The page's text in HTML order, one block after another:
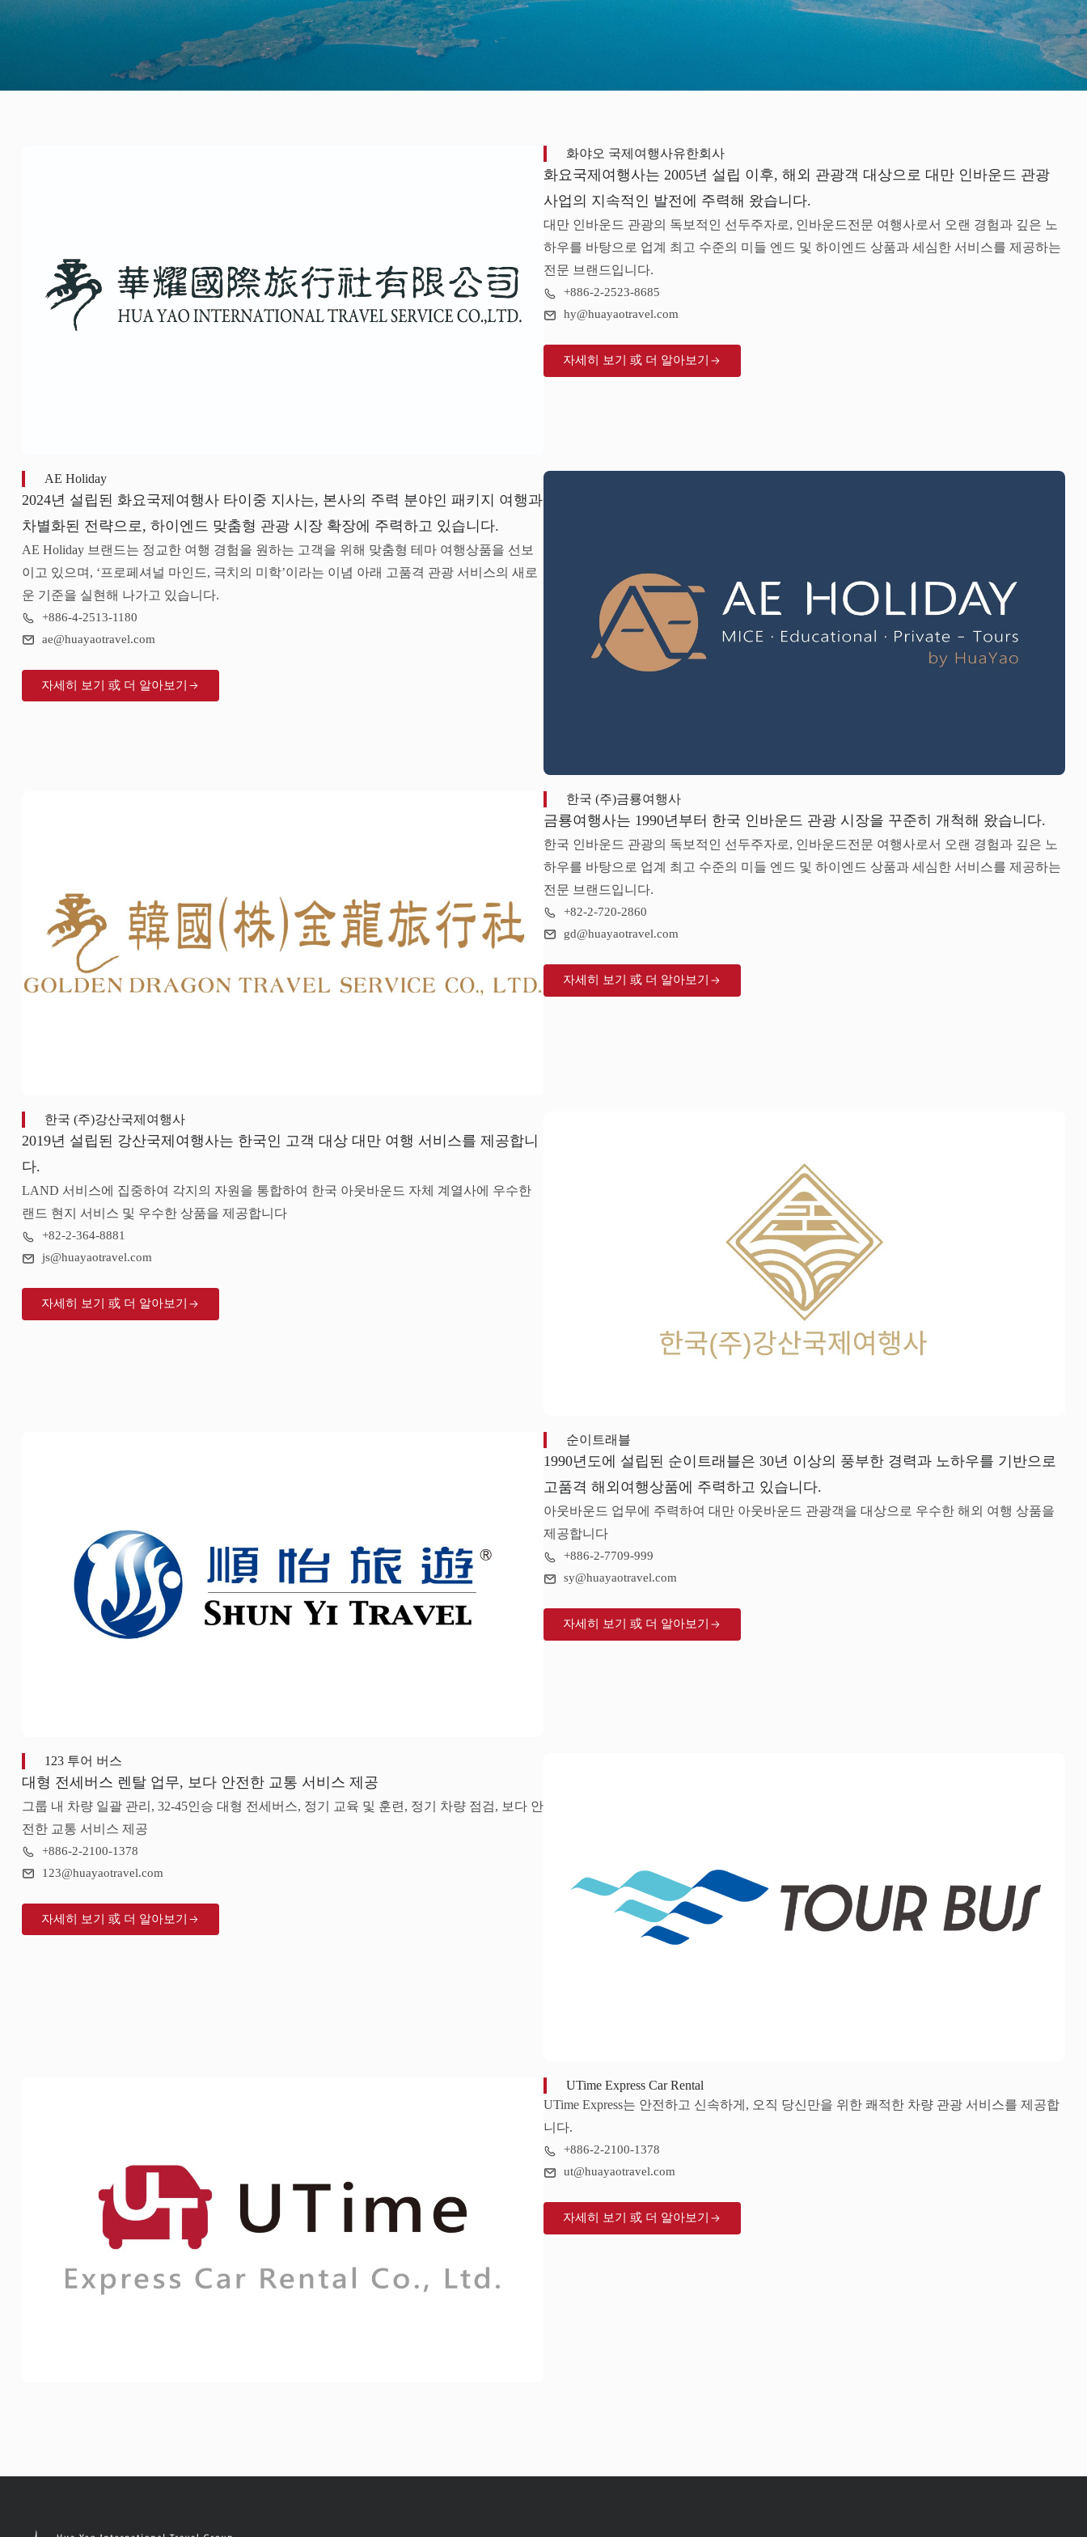
화야오 국제여행사유한회사
화요국제여행사는 2005년 설립 이후, 해외 관광객 대상으로 대만 인바운드 관광
사업의 지속적인 발전에 주력해 왔습니다.
대만 인바운드 관광의 독보적인 선두주자로, 인바운드전문 여행사로서 오랜 경험과 깊은 노
하우를 바탕으로 업계 최고 수준의 미들 엔드 및 하이엔드 상품과 세심한 서비스를 제공하는
전문 브랜드입니다.
+886-2-2523-8685
hy@huayaotravel.com
자세히 보기 或 더 알아보기
AE Holiday
2024년 설립된 화요국제여행사 타이중 지사는, 본사의 주력 분야인 패키지 여행과
차별화된 전략으로, 하이엔드 맞춤형 관광 시장 확장에 주력하고 있습니다.
AE Holiday 브랜드는 정교한 여행 경험을 원하는 고객을 위해 맞춤형 테마 여행상품을 선보
이고 있으며, ‘프로페셔널 마인드, 극치의 미학’이라는 이념 아래 고품격 관광 서비스의 새로
운 기준을 실현해 나가고 있습니다.
+886-4-2513-1180
ae@huayaotravel.com
자세히 보기 或 더 알아보기
한국 (주)금룡여행사
금룡여행사는 1990년부터 한국 인바운드 관광 시장을 꾸준히 개척해 왔습니다.
한국 인바운드 관광의 독보적인 선두주자로, 인바운드전문 여행사로서 오랜 경험과 깊은 노
하우를 바탕으로 업계 최고 수준의 미들 엔드 및 하이엔드 상품과 세심한 서비스를 제공하는
전문 브랜드입니다.
+82-2-720-2860
gd@huayaotravel.com
자세히 보기 或 더 알아보기
한국 (주)강산국제여행사
2019년 설립된 강산국제여행사는 한국인 고객 대상 대만 여행 서비스를 제공합니
다.
LAND 서비스에 집중하여 각지의 자원을 통합하여 한국 아웃바운드 자체 계열사에 우수한
랜드 현지 서비스 및 우수한 상품을 제공합니다
+82-2-364-8881
js@huayaotravel.com
자세히 보기 或 더 알아보기
순이트래블
1990년도에 설립된 순이트래블은 30년 이상의 풍부한 경력과 노하우를 기반으로
고품격 해외여행상품에 주력하고 있습니다.
아웃바운드 업무에 주력하여 대만 아웃바운드 관광객을 대상으로 우수한 해외 여행 상품을
제공합니다
+886-2-7709-999
sy@huayaotravel.com
자세히 보기 或 더 알아보기
123 투어 버스
대형 전세버스 렌탈 업무, 보다 안전한 교통 서비스 제공
그룹 내 차량 일괄 관리, 32-45인승 대형 전세버스, 정기 교육 및 훈련, 정기 차량 점검, 보다 안
전한 교통 서비스 제공
+886-2-2100-1378
123@huayaotravel.com
자세히 보기 或 더 알아보기
UTime Express Car Rental
UTime Express는 안전하고 신속하게, 오직 당신만을 위한 쾌적한 차량 관광 서비스를 제공합
니다.
+886-2-2100-1378
ut@huayaotravel.com
자세히 보기 或 더 알아보기